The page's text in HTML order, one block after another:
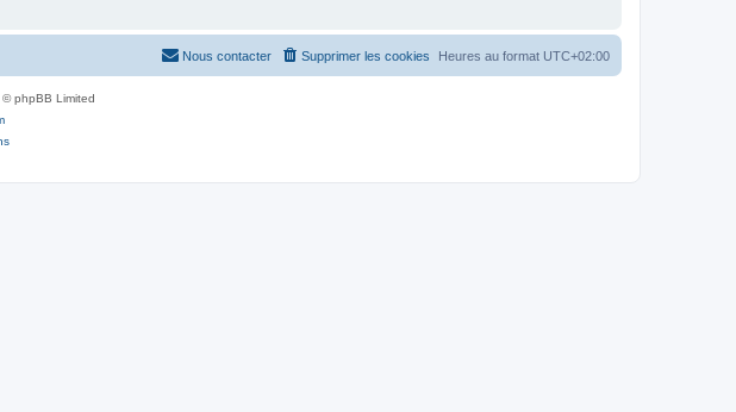
Heures au format UTC+02:00
Supprimer les cookies
Nous contacter
phpBB Limited